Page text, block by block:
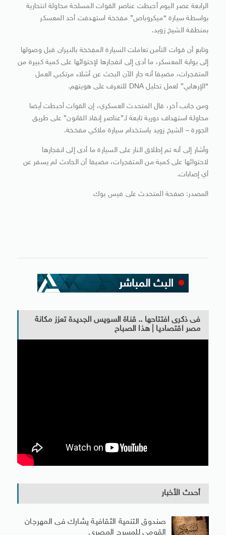
الرابعة عصر اليوم أحبطت عناصر القوات المسلحة محاولة انتحارية
بواسطة سيارة “ميكروباص” مفخخة استهدفت أحد المعسكر
بمنطقة الشيخ زويد.
وتابع أن قوات التأمن تعاملت السيارة المفخخة بالنيران قبل وصولها
إلى بوابة المعسكر، ما أدى إلى انفجارها لإحتوائها على كمية كبيرة من
المتفجرات، مضيفا أنه جار الآن البحث عن أشلاء مرتكبي العمل
“الإرهابي” لعمل تحليل DNA للتعرف على هويتهم.
ومن جانب أخر، قال المتحدث العسكري، إن القوات أحبطت أيضا
محاولة استهداف دورية تابعة لـ”عناصر إنفاذ القانون” على طريق
الجورة – الشيخ زويد ياستخدام سيارة ملاكي مفخخة.
وأشار إلى أنه تم إطلاق النار على السيارة ما أدى إلى انفجارها
لاحتوائها على كمية من المتفجرات، مضيفا أن الحادث لم يسفر عن
أي إصابات.
المصدر: صفحة المتحدث على فيس بوك
فى ذكرى افتتاحها .. قناة السويس الجديدة تعزز مكانة
مصر اقتصاديا | هذا الصباح
أحدث الأخبار
صندوق التنمية الثقافية يشارك فى المهرجان
القومى للمسرح المصرى